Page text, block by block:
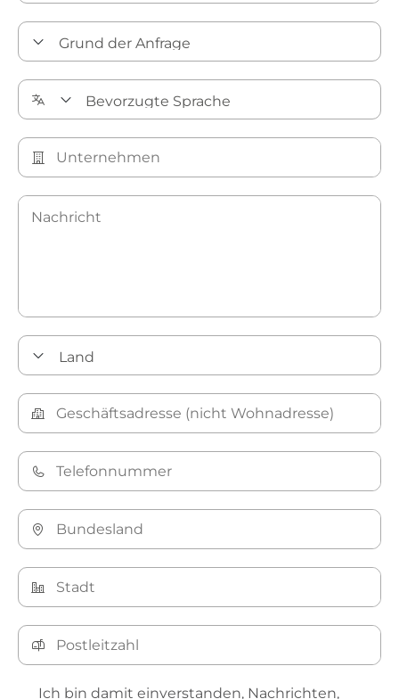
Ich bin damit einverstanden, Nachrichten,